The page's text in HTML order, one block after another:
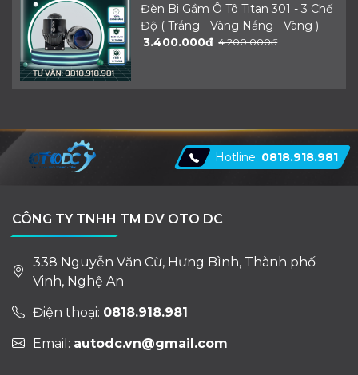
Đèn Bi Gầm Ô Tô Titan 301 - 3 Chế
Độ ( Trắng - Vàng Nắng - Vàng )
3.400.000đ 4.200.000đ
Hotline: 0818.918.981
CÔNG TY TNHH TM DV OTO DC
338 Nguyễn Văn Cừ, Hưng Bình, Thành phố
Vinh, Nghệ An
Điện thoại: 0818.918.981
Email: autodc.vn@gmail.com